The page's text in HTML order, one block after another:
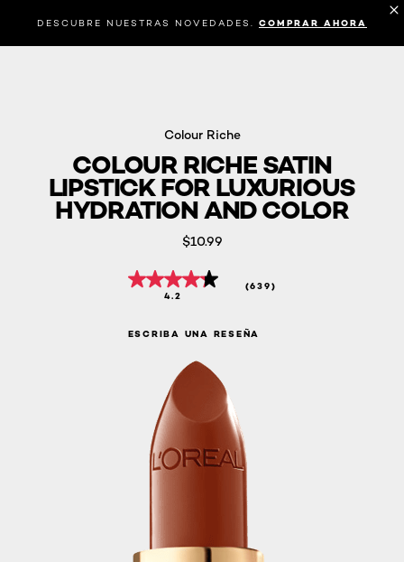
DESCUBRE NUESTRAS NOVEDADES. COMPRAR AHORA
Colour Riche
COLOUR RICHE SATIN
LIPSTICK FOR LUXURIOUS
HYDRATION AND COLOR
$10.99
4.2
(639)
ESCRIBA UNA RESEÑA